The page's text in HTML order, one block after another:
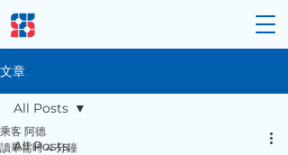
文章
All Posts
All Posts
乘客 阿德
讀畢需時 4 分鐘